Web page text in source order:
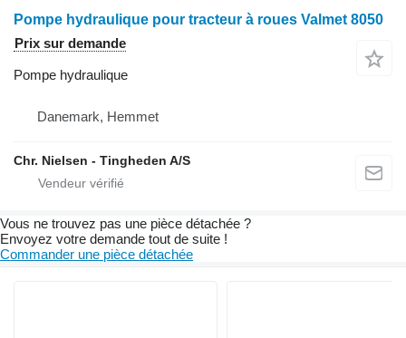
Pompe hydraulique pour tracteur à roues Valmet 8050
Prix sur demande
Pompe hydraulique
Danemark, Hemmet
Chr. Nielsen - Tingheden A/S
Vous ne trouvez pas une pièce détachée ?
Envoyez votre demande tout de suite !
Commander une pièce détachée